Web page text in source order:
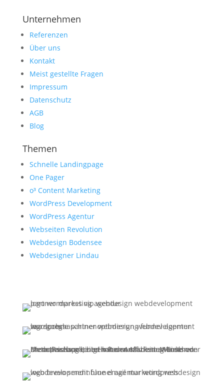
Unternehmen
Referenzen
Über uns
Kontakt
Meist gestellte Fragen
Impressum
Datenschutz
AGB
Blog
Themen
Schnelle Landingpage
One Pager
o³ Content Marketing
WordPress Development
WordPress Agentur
Webseiten Revolution
Webdesign Bodensee
Webdesigner Lindau